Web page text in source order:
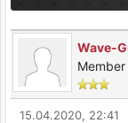
Wave-
Member
15.04.2020, 22:41